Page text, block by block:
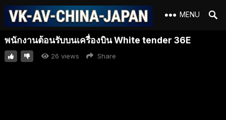
MENU
พนักงานต้อนรับบนเครื่องบิน White tender 36E
26 views Share